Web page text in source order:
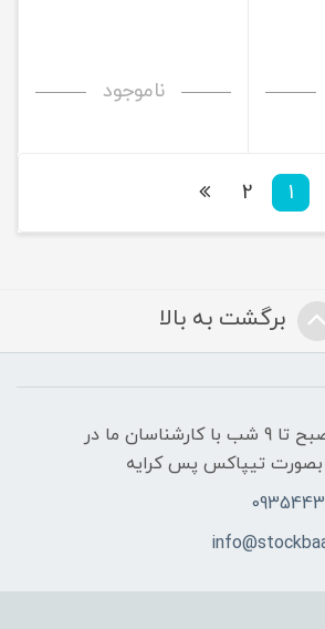
ناموجود
1
2
برگشت به بالا
شنبه تا پنج شنبه 9 صبح تا 9 شب با کارشناسان ما در
تیپاکس پس کرایه